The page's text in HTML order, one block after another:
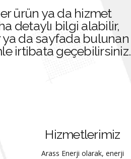
ürün ya da hizmet
detaylı bilgi alabilir,
da sayfada bulunan
irtibata geçebilirsiniz.
Hizmetlerimiz
Arass Enerji olarak, enerji